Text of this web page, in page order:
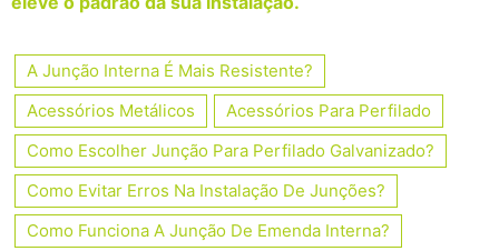
A Junção Interna É Mais Resistente?
Acessórios Metálicos
Acessórios Para Perfilado
Como Escolher Junção Para Perfilado Galvanizado?
Como Evitar Erros Na Instalação De Junções?
Como Funciona A Junção De Emenda Interna?